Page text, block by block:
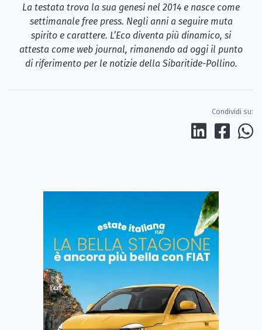
La testata trova la sua genesi nel 2014 e nasce come
settimanale free press. Negli anni a seguire muta
spirito e carattere. L’Eco diventa più dinamico, si
attesta come web journal, rimanendo ad oggi il punto
di riferimento per le notizie della Sibaritide-Pollino.
Condividi su: